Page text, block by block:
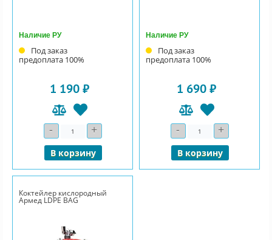
Наличие РУ
Под заказ
предоплата 100%
1 190 ₽
- Количество+
В корзину
Наличие РУ
Под заказ
предоплата 100%
1 690 ₽
- Количество+
В корзину
Коктейлер кислородный
Армед LDPE BAG